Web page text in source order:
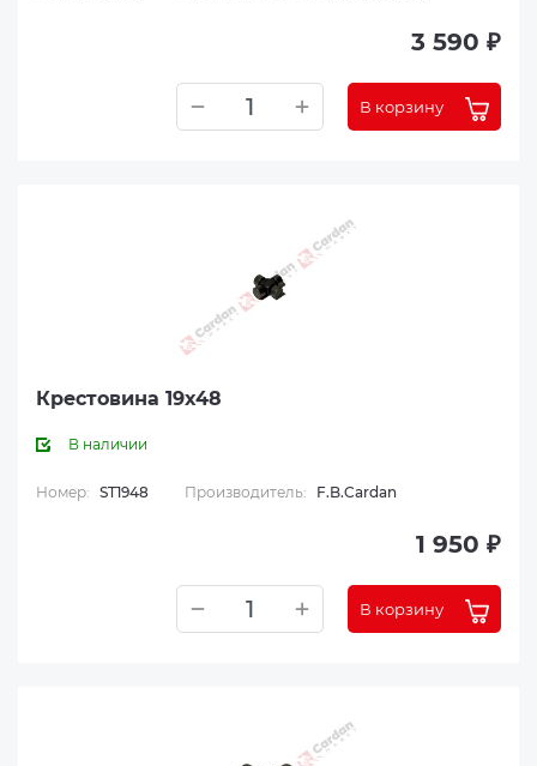
3 590 ₽
В корзину
Крестовина 19x48
В наличии
Номер: ST1948 Производитель: F.B.Cardan
1 950 ₽
В корзину